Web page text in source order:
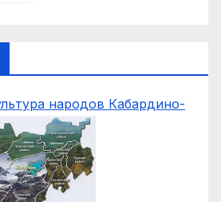
народов Кабардино-